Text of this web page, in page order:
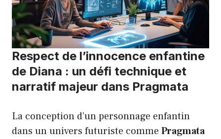
Respect de l’innocence enfantine
de Diana : un défi technique et
narratif majeur dans Pragmata
La conception d’un personnage enfantin
dans un univers futuriste comme Pragmata